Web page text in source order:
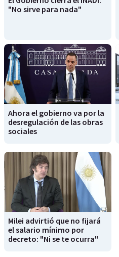
"No sirve para nada"
Ahora el gobierno va por la
desregulación de las obras
sociales
Milei advirtió que no fijará
el salario mínimo por
decreto: "Ni se te ocurra"